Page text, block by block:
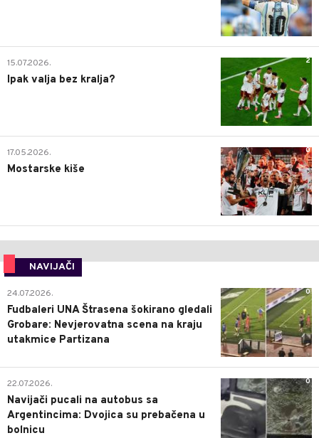
2
15.07.2026.
Ipak valja bez kralja?
0
17.05.2026.
Mostarske kiše
NAVIJAČI
0
24.07.2026.
Fudbaleri UNA Štrasena šokirano gledali
Grobare: Nevjerovatna scena na kraju
utakmice Partizana
0
22.07.2026.
Navijači pucali na autobus sa
Argentincima: Dvojica su prebačena u
bolnicu